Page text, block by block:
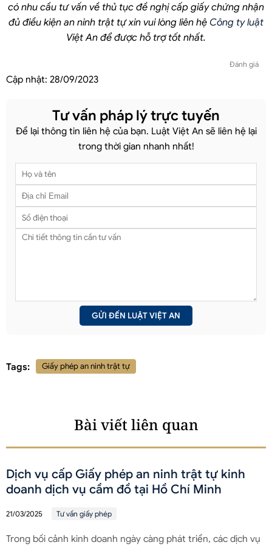
có nhu cầu tư vấn về thủ tục đề nghị cấp giấy chứng nhận
đủ điều kiện an ninh trật tự xin vui lòng liên hệ Công ty luật
Việt An để được hỗ trợ tốt nhất.
Đánh giá
Cập nhật: 28/09/2023
Tư vấn pháp lý trực tuyến
Để lại thông tin liên hệ của bạn. Luật Việt An sẽ liên hệ lại
trong thời gian nhanh nhất!
Tags: Giấy phép an ninh trật tự
Bài viết liên quan
Dịch vụ cấp Giấy phép an ninh trật tự kinh
doanh dịch vụ cầm đồ tại Hồ Chí Minh
21/03/2025 Tư vấn giấy phép
Trong bối cảnh kinh doanh ngày càng phát triển, các dịch vụ